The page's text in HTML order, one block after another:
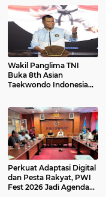
Wakil Panglima TNI
Buka 8th Asian
Taekwondo Indonesia
Perkuat Adaptasi Digital
dan Pesta Rakyat, PWI
Fest 2026 Jadi Agenda